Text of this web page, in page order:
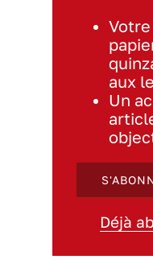
aux
Un
Déjà